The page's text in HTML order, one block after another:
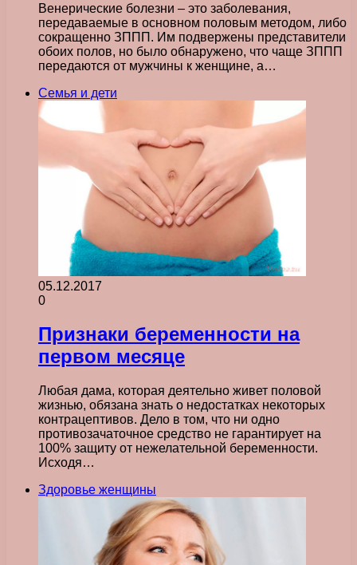
Венерические болезни – это заболевания,
передаваемые в основном половым методом, либо
сокращенно ЗППП. Им подвержены представители
обоих полов, но было обнаружено, что чаще ЗППП
передаются от мужчины к женщине, а…
Семья и дети
05.12.2017
0
Признаки беременности на
первом месяце
Любая дама, которая деятельно живет половой
жизнью, обязана знать о недостатках некоторых
контрацептивов. Дело в том, что ни одно
противозачаточное средство не гарантирует на
100% защиту от нежелательной беременности.
Исходя…
Здоровье женщины